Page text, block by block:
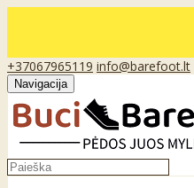
+37067965119 info@barefoot.lt
Navigacija